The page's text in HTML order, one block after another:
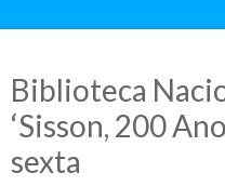
Biblioteca
‘Sisson, 200
sexta